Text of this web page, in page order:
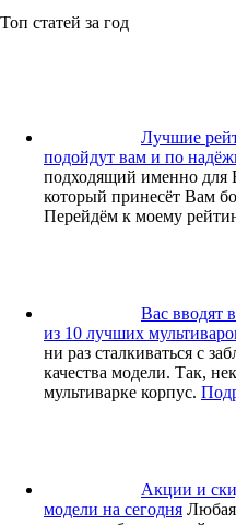
Топ статей за год
Лучшие
подойдут вам и по
подходящий именно для
который принесёт Вам
Перейдём к моему
Вас вводят
из 10 лучших
ни раз сталкиваться с
качества модели. Так,
мультиварке корпус.
Акции и
модели на сегодня Любая